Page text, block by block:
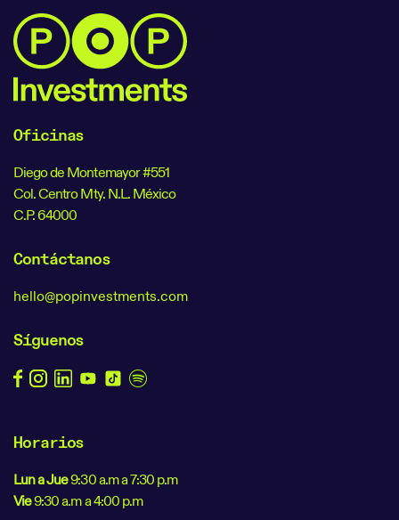
Oficinas
Diego de Montemayor #551
Col. Centro Mty. N.L. México
C.P. 64000
Contáctanos
hello@popinvestments.com
Síguenos
Horarios
Lun a Jue9:30 a.m a 7:30 p.m
Vie9:30 a.m a 4:00 p.m